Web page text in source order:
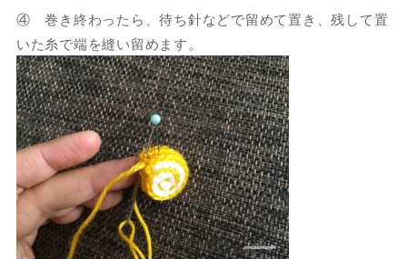
④ 巻き終わったら、待ち針などで留めて置き、残して置
いた糸で端を縫い留めます。